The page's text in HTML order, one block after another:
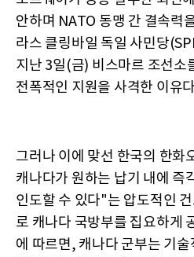
안하며 NATO 동맹 간 결속력
라스 클링바일 독일 사민당
지난 3일(금) 비스마르 조선소
전폭적인 지원을 사격한 이유
그러나 이에 맞선 한국의 한화
캐나다가 원하는 납기 내에 즉
인도할 수 있다"는 압도적인
로 캐나다 국방부를 집요하게
에 따르면, 캐나다 군부는 기술